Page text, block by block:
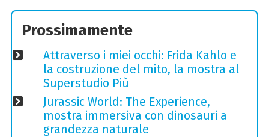
Prossimamente
Attraverso i miei occhi: Frida Kahlo e
la costruzione del mito, la mostra al
Superstudio Più
Jurassic World: The Experience,
mostra immersiva con dinosauri a
grandezza naturale